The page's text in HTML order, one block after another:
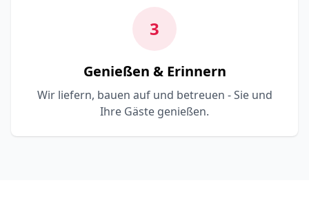
3
Genießen & Erinnern
Wir liefern, bauen auf und betreuen - Sie und
Ihre Gäste genießen.